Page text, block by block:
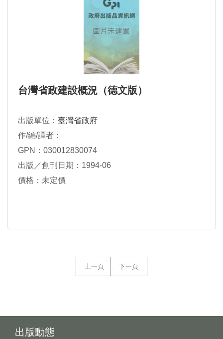
台灣省政建設概況（德文版）
出版單位： 臺灣省政府
作/編/譯者：
GPN：030012830074
出版／創刊日期：1994-06
價格：未定價
上一頁 下一頁
出版動態